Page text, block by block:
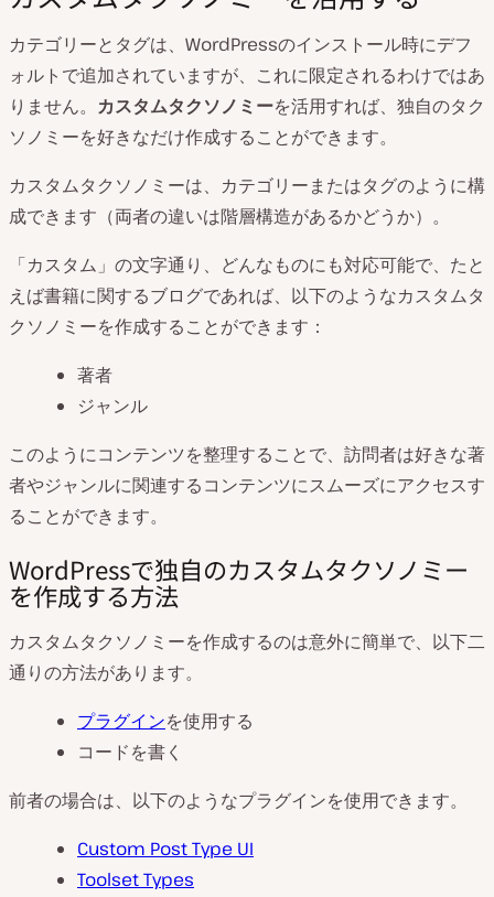
カテゴリーとタグは、WordPressのインストール時にデフ
ォルトで追加されていますが、これに限定されるわけではあ
りません。 カスタムタクソノミーを活用すれば、独自のタク
ソノミーを好きなだけ作成することができます。
カスタムタクソノミーは、カテゴリーまたはタグのように構
成できます（両者の違いは階層構造があるかどうか）。
「カスタム」の文字通り、どんなものにも対応可能で、たと
えば書籍に関するブログであれば、以下のようなカスタムタ
クソノミーを作成することができます：
著者
ジャンル
このようにコンテンツを整理することで、訪問者は好きな著
者やジャンルに関連するコンテンツにスムーズにアクセスす
ることができます。
WordPressで独自のカスタムタクソノミー
を作成する方法
カスタムタクソノミーを作成するのは意外に簡単で、以下二
通りの方法があります。
プラグインを使用する
コードを書く
前者の場合は、以下のようなプラグインを使用できます。
Custom Post Type UI
Toolset Types